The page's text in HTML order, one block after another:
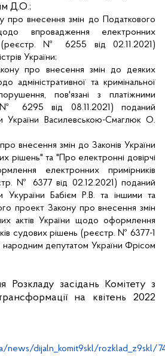
Д.О.;
про внесення змін до Податкового
впровадження електронних
(реєстр. № 6255 від 02.11.2021)
України;
про внесення змін до деяких
адміністративної та кримінальної
пов'язані з платіжними
№ 6295 від 08.11.2021) поданий
України Василевською-Смаглюк О.
внесення змін до Законів України
рішень" та "Про електронні довірчі
електронних примірників
№ 6377 від 02.12.2021) поданий
Укураїни Бабієм Р.В. та іншими та
проект Закону про внесення змін
актів України щодо оформлення
судових рішень (реєстр. № 6377-1
народним депутатом України Фрісом
Розкладу засідань Комітету з
на квітень 2022
news/dijaln_komit9skl/rozklad_z9skl/